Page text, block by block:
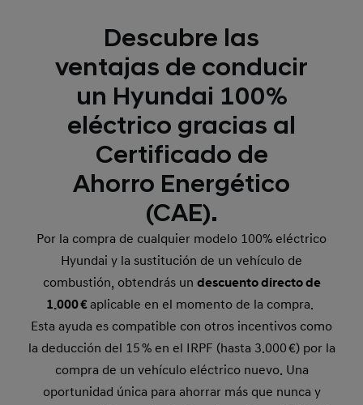
Descubre las
ventajas de conducir
un Hyundai 100%
eléctrico gracias al
Certificado de
Ahorro Energético
(CAE).
Por la compra de cualquier modelo 100% eléctrico
Hyundai y la sustitución de un vehículo de
combustión, obtendrás un descuento directo de
1.000 €aplicable en el momento de la compra.
Esta ayuda es compatible con otros incentivos como
la deducción del 15 % en el IRPF (hasta 3.000 €) por la
compra de un vehículo eléctrico nuevo. Una
oportunidad única para ahorrar más que nunca y